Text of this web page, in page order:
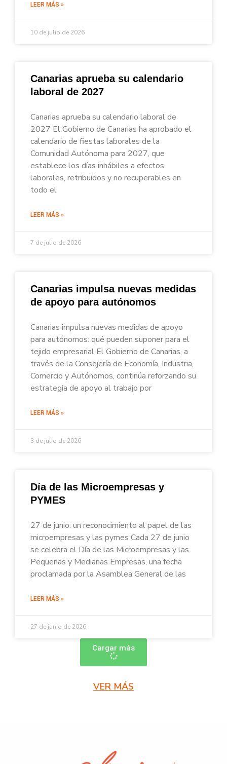
LEER MÁS »
10 de julio de 2026
Canarias aprueba su calendario
laboral de 2027
Canarias aprueba su calendario laboral de
2027 El Gobierno de Canarias ha aprobado el
calendario de fiestas laborales de la
Comunidad Autónoma para 2027, que
establece los días inhábiles a efectos
laborales, retribuidos y no recuperables en
todo el
LEER MÁS »
7 de julio de 2026
Canarias impulsa nuevas medidas
de apoyo para autónomos
Canarias impulsa nuevas medidas de apoyo
para autónomos: qué pueden suponer para el
tejido empresarial El Gobierno de Canarias, a
través de la Consejería de Economía, Industria,
Comercio y Autónomos, continúa reforzando su
estrategia de apoyo al trabajo por
LEER MÁS »
3 de julio de 2026
Día de las Microempresas y
PYMES
27 de junio: un reconocimiento al papel de las
microempresas y las pymes Cada 27 de junio
se celebra el Día de las Microempresas y las
Pequeñas y Medianas Empresas, una fecha
proclamada por la Asamblea General de las
LEER MÁS »
27 de junio de 2026
Cargar más
VER MÁS